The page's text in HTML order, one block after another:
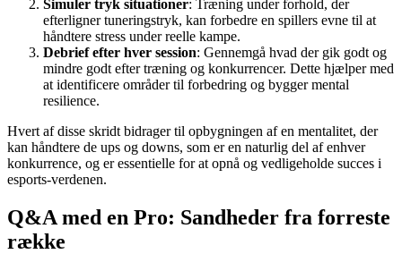
Simuler tryk situationer: Træning under forhold, der
efterligner tuneringstryk, kan forbedre en spillers evne til at
håndtere stress under reelle kampe.
Debrief efter hver session: Gennemgå hvad der gik godt og
mindre godt efter træning og konkurrencer. Dette hjælper med
at identificere områder til forbedring og bygger mental
resilience.
Hvert af disse skridt bidrager til opbygningen af en mentalitet, der
kan håndtere de ups og downs, som er en naturlig del af enhver
konkurrence, og er essentielle for at opnå og vedligeholde succes i
esports-verdenen.
Q&A med en Pro: Sandheder fra forreste
række